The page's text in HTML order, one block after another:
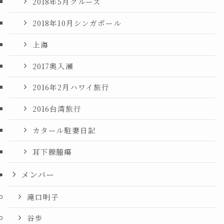
2018年10月シンガポール
上海
2017奥入瀬
2016年2月ハワイ旅行
2016台湾旅行
カタール駐妻日記
耳下腺腫瘍
メンバー
滝口明子
谷歩